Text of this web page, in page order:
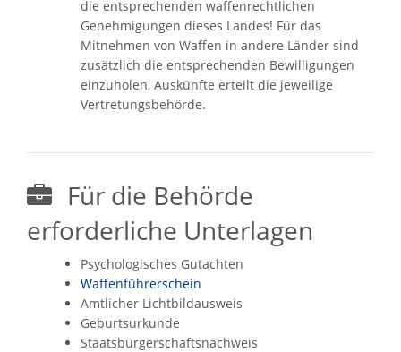
die entsprechenden waffenrechtlichen
Genehmigungen dieses Landes! Für das
Mitnehmen von Waffen in andere Länder sind
zusätzlich die entsprechenden Bewilligungen
einzuholen, Auskünfte erteilt die jeweilige
Vertretungsbehörde.
Für die Behörde
erforderliche Unterlagen
Psychologisches Gutachten
Waffenführerschein
Amtlicher Lichtbildausweis
Geburtsurkunde
Staatsbürgerschaftsnachweis